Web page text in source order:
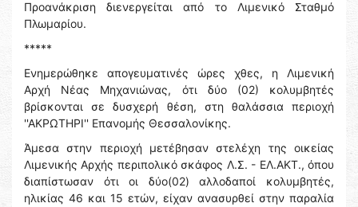
Προανάκριση διενεργείται από το Λιμενικό Σταθμό
Πλωμαρίου.
*****
Ενημερώθηκε απογευματινές ώρες χθες, η Λιμενική
Αρχή Νέας Μηχανιώνας, ότι δύο (02) κολυμβητές
βρίσκονται σε δυσχερή θέση, στη θαλάσσια περιοχή
''ΑΚΡΩΤΗΡΙ'' Επανομής Θεσσαλονίκης.
Άμεσα στην περιοχή μετέβησαν στελέχη της οικείας
Λιμενικής Αρχής περιπολικό σκάφος Λ.Σ. - ΕΛ.ΑΚΤ., όπου
διαπίστωσαν ότι οι δύο(02) αλλοδαποί κολυμβητές,
ηλικίας 46 και 15 ετών, είχαν ανασυρθεί στην παραλία